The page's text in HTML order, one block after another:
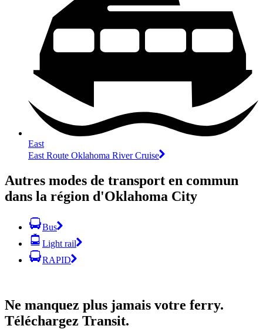
East
East Route Oklahoma River Cruise
Autres modes de transport en commun
dans la région d'Oklahoma City
Bus
Light rail
RAPID
Ne manquez plus jamais votre ferry.
Téléchargez Transit.